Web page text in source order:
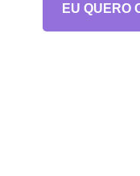
EU QUERO